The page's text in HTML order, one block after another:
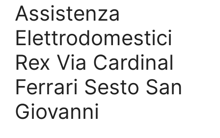
Assistenza
Elettrodomestici
Rex Via Cardinal
Ferrari Sesto San
Giovanni